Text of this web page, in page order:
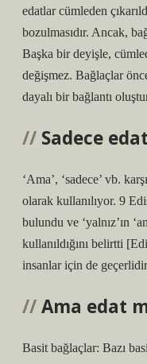
edatlar cümleden
bozulmasıdır. Ancak,
Başka bir deyişle,
değişmez. Bağlaçlar
dayalı bir bağlantı
Sadece
‘Ama’, ‘sadece’ vb.
olarak kullanılıyor. 9
bulundu ve ‘yalnız’ın
kullanıldığını belirtti
insanlar için de
Ama edat
Basit bağlaçlar: Bazı